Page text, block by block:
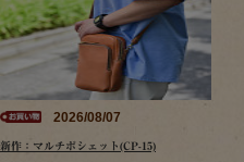
2026/08/07
新作：マルチポシェット(CP-15)